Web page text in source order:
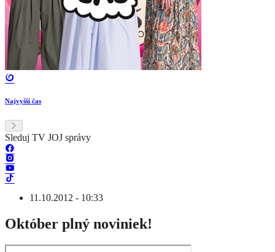
Najvyšší čas
Sleduj TV JOJ správy
11.10.2012 - 10:33
Október plný noviniek!